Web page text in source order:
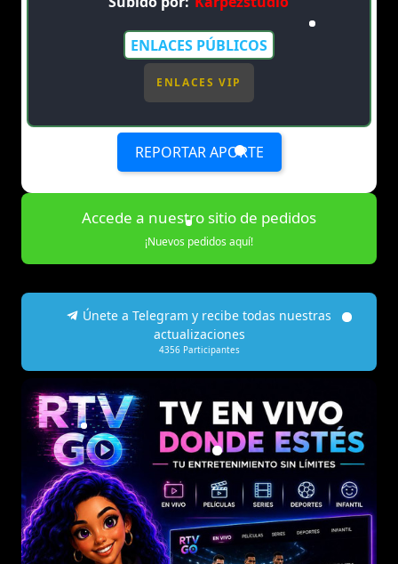
ENLACES PÚBLICOS
ENLACES VIP
REPORTAR APORTE
Accede a nuestro sitio de pedidos
¡Nuevos pedidos aquí!
Únete a Telegram y recibe todas nuestras
actualizaciones
4356 Participantes